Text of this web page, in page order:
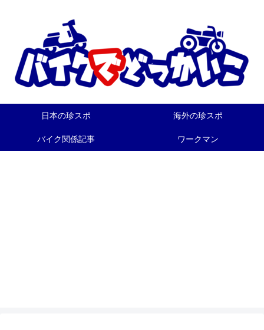
日本の珍スポ 海外の珍スポ
バイク関係記事 ワークマン